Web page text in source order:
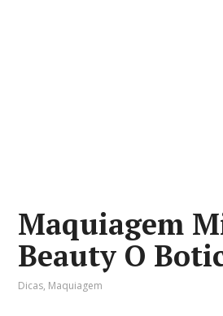
Maquiagem
Beauty O
Dicas, Maquiagem